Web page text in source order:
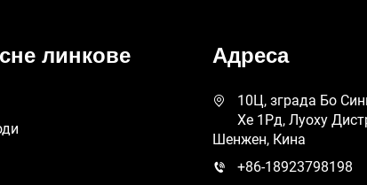
линкове Адреса
10Ц, зграда Бо
Хе 1Рд, Луоху
Шенжен, Кина
+86-18923798198